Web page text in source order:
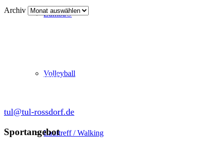
Zumba®
Volleyball
Lauftreff / Walking
Archiv
64380 Roßdorf
tul@tul-rossdorf.de
Sportangebot